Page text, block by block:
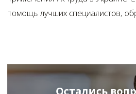
помощь лучших специалистов,
Остались